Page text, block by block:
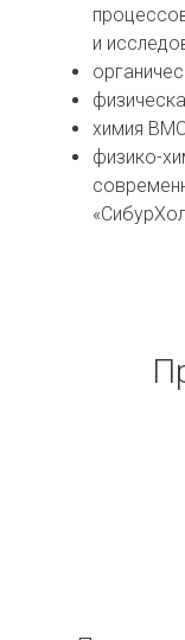
и
химия
физико-